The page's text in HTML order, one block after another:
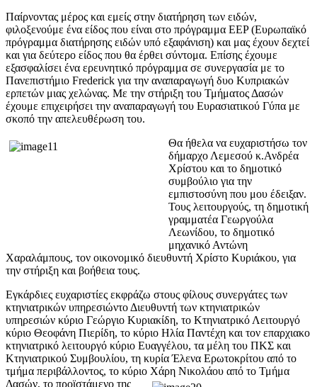
Παίρνοντας μέρος και εμείς στην διατήρηση των ειδών,
φιλοξενούμε ένα είδος που είναι στο πρόγραμμα EEP (Ευρωπαϊκό
πρόγραμμα διατήρησης ειδών υπό εξαφάνιση) και μας έχουν δεχτεί
και για δεύτερο είδος που θα έρθει σύντομα. Επίσης έχουμε
εξασφαλίσει ένα ερευνητικό πρόγραμμα σε συνεργασία με το
Πανεπιστήμιο Frederick για την αναπαραγωγή δυο Κυπριακών
ερπετών μιας χελώνας. Με την στήριξη του Τμήματος Δασών
έχουμε επιχειρήσει την αναπαραγωγή του Ευρασιατικού Γύπα με
σκοπό την απελευθέρωση του.
Θα ήθελα να ευχαριστήσω τον
δήμαρχο Λεμεσού κ.Ανδρέα
Χρίστου και το δημοτικό
συμβούλιο για την
εμπιστοσύνη που μου έδειξαν.
Τους λειτουργούς, τη δημοτική
γραμματέα Γεωργούλα
Λεωνίδου, το δημοτικό
μηχανικό Αντώνη
Χαραλάμπους, τον οικονομικό διευθυντή Χρίστο Κυριάκου, για
την στήριξη και βοήθεια τους.
Εγκάρδιες ευχαριστίες εκφράζω στους φίλους συνεργάτες των
κτηνιατρικών υπηρεσιώντο Διευθυντή των κτηνιατρικών
υπηρεσιών κύριο Γεώργιο Κυριακίδη, το Κτηνιατρικό Λειτουργό
κύριο Θεοφάνη Πιερίδη, το κύριο Ηλία Παντέχη και τον επαρχιακο
κτηνιατρικό λειτουργό κύριο Ευαγγέλου, τα μέλη του ΠΚΣ και
Κτηνιατρικού Συμβουλίου, τη κυρία Έλενα Ερωτοκρίτου από το
τμήμα περιβάλλοντος, το κύριο Χάρη Νικολάου από το Τμήμα
Δασών, το προϊστάμενο της